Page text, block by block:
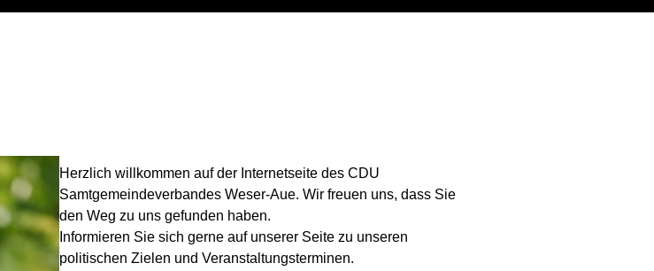
Herzlich willkommen auf der Internetseite des CDU
Samtgemeindeverbandes Weser-Aue. Wir freuen uns, dass Sie
den Weg zu uns gefunden haben.
Informieren Sie sich gerne auf unserer Seite zu unseren
politischen Zielen und Veranstaltungsterminen.